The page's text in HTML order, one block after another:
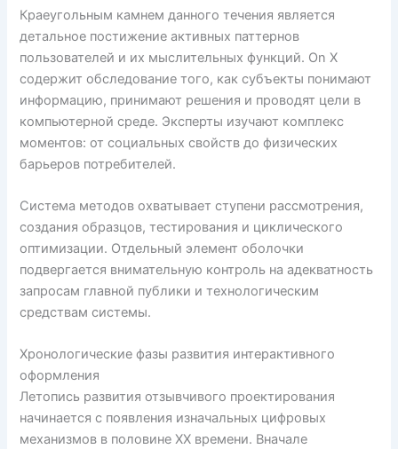
Краеугольным камнем данного течения является
детальное постижение активных паттернов
пользователей и их мыслительных функций. On X
содержит обследование того, как субъекты понимают
информацию, принимают решения и проводят цели в
компьютерной среде. Эксперты изучают комплекс
моментов: от социальных свойств до физических
барьеров потребителей.
Система методов охватывает ступени рассмотрения,
создания образцов, тестирования и циклического
оптимизации. Отдельный элемент оболочки
подвергается внимательную контроль на адекватность
запросам главной публики и технологическим
средствам системы.
Хронологические фазы развития интерактивного
оформления
Летопись развития отзывчивого проектирования
начинается с появления изначальных цифровых
механизмов в половине XX времени. Вначале